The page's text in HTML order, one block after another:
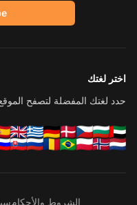
اختر لغتك
حدد لغتك المفضلة لتصفح
الشروط والأحكام